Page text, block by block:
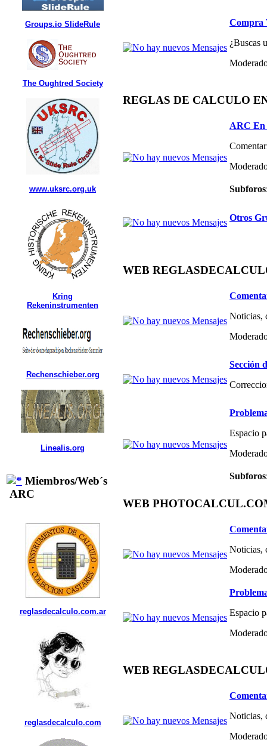
Groups.io SlideRule
The Oughtred Society
www.uksrc.org.uk
Kring
Rekeninstrumenten
Rechenschieber.org
Linealis.org
Miembros/Web´s
ARC
reglasdecalculo.com.ar
reglasdecalculo.com
Compra
¿Buscas
REGLAS DE CALCULO
ARC En
Subforos
Otros
WEB
Noticias,
Sección
Espacio
Subforos
WEB
Noticias,
Espacio
WEB
Noticias,